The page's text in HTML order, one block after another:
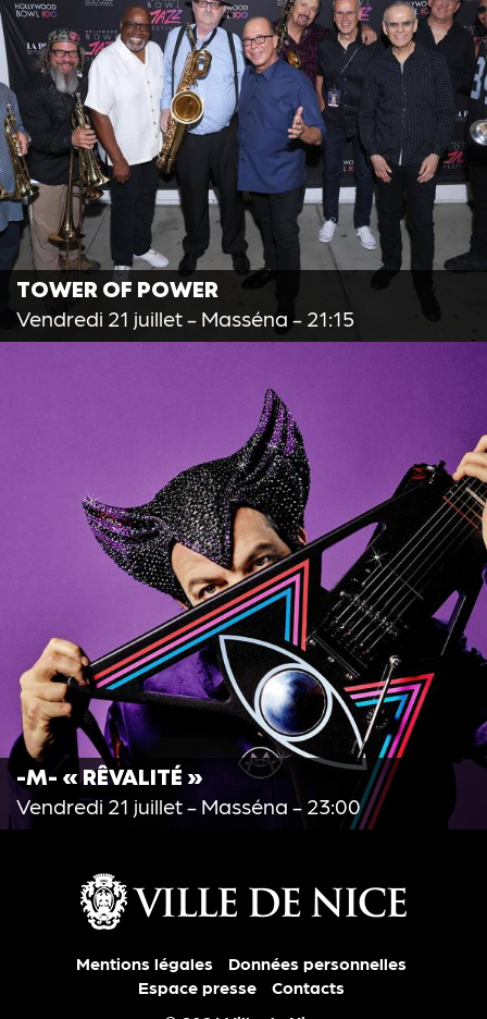
TOWER OF POWER
Vendredi 21 juillet- Masséna - 21:15
-M- « RÊVALITÉ »
Vendredi 21 juillet- Masséna - 23:00
Mentions légales
Données personnelles
Espace presse
Contacts